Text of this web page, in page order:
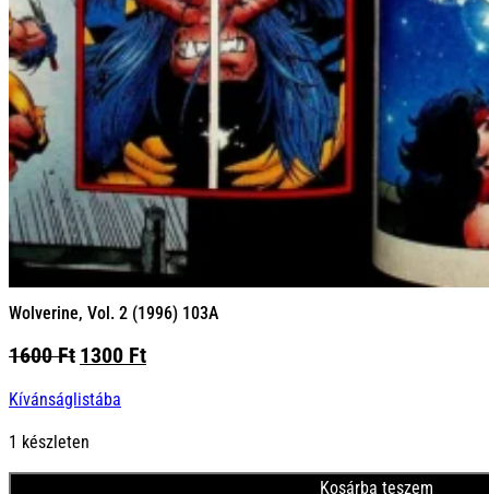
Wolverine, Vol. 2 (1996) 103A
1600Ft Original
was:
1300 FtCurrent
Kívánságlistába
1 készleten
Kosárba teszem